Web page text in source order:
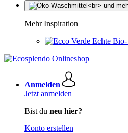
Mehr Inspiration
Echte
Anmelden
Jetzt anmelden
Bist du neu hier?
Konto erstellen